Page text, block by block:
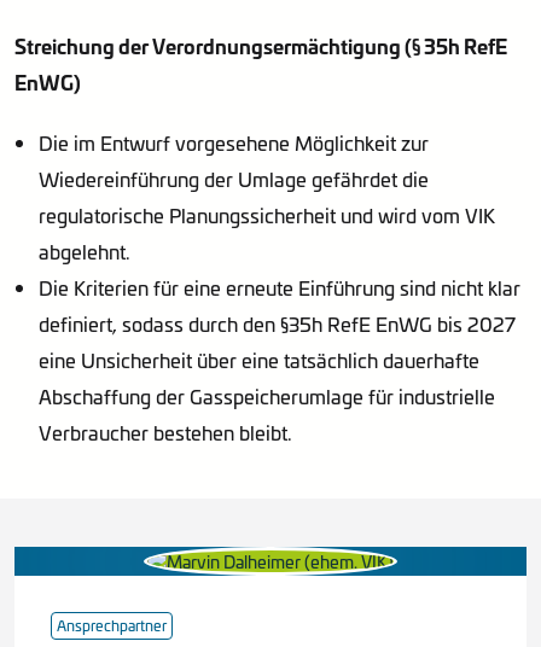
Streichung der Verordnungsermächtigung (§ 35h RefE
EnWG)
Die im Entwurf vorgesehene Möglichkeit zur
Wiedereinführung der Umlage gefährdet die
regulatorische Planungssicherheit und wird vom VIK
abgelehnt.
Die Kriterien für eine erneute Einführung sind nicht klar
definiert, sodass durch den §35h RefE EnWG bis 2027
eine Unsicherheit über eine tatsächlich dauerhafte
Abschaffung der Gasspeicherumlage für industrielle
Verbraucher bestehen bleibt.
Ansprechpartner